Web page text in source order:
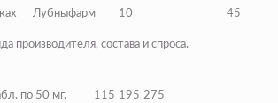
Лубныфарм 10 45
производителя, состава и спроса.
по 50 мг.
115 195 275